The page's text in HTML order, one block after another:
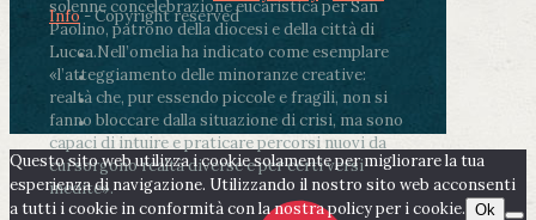
solenne concelebrazione eucaristica per San
Paolino, patrono della diocesi e della città di
Lucca.Nell’omelia ha indicato come esemplare
«l’atteggiamento delle minoranze creative:
realtà che, pur essendo piccole e fragili, non si
fanno bloccare dalla situazione di crisi, ma sono
capaci di intuire e praticare percorsi nuovi da
cui sorgono realtà diverse e per certi versi
inedite».
Info- Copyright reserved
Questo sito web utilizza i cookie solamente per migliorare la tua
esperienza di navigazione. Utilizzando il nostro sito web acconsenti
a tutti i cookie in conformità con la nostra policy per i cookie. Ok